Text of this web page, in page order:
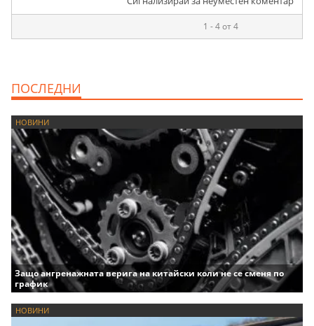
1 - 4 от 4
ПОСЛЕДНИ
НОВИНИ
Защо ангренажната верига на китайски коли не се сменя по
график
НОВИНИ